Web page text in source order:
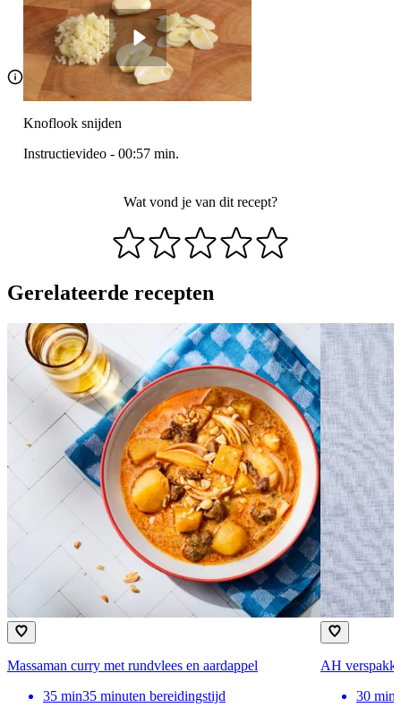
Knoflook snijden
Instructievideo - 00:57 min.
Wat vond je van dit recept?
Gerelateerde recepten
Massaman curry met rundvlees en aardappel
35 min35 minuten bereidingstijd
AH
30 min